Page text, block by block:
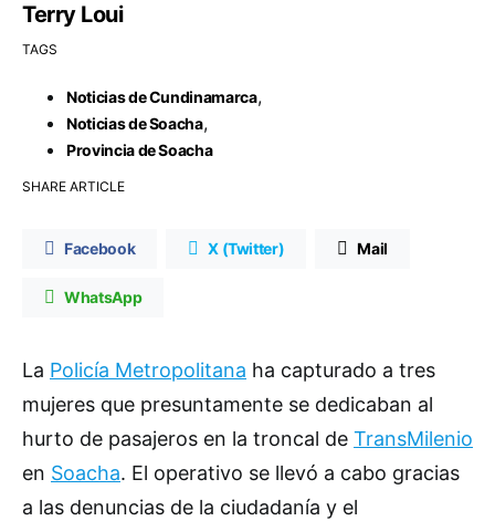
Terry Loui
TAGS
Noticias de Cundinamarca,
Noticias de Soacha,
Provincia de Soacha
SHARE ARTICLE
Facebook X (Twitter) Mail
WhatsApp
La Policía Metropolitana ha capturado a tres
mujeres que presuntamente se dedicaban al
hurto de pasajeros en la troncal de TransMilenio
en Soacha. El operativo se llevó a cabo gracias
a las denuncias de la ciudadanía y el